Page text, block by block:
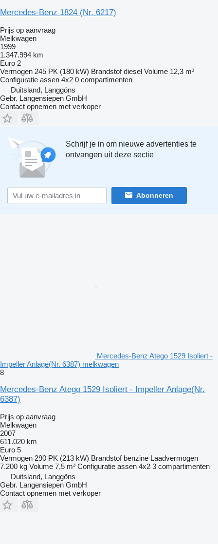
Mercedes-Benz 1824 (Nr. 6217)
Prijs op aanvraag
Melkwagen
1999
1.347.994 km
Euro 2
Vermogen 245 PK (180 kW) Brandstof diesel Volume 12,3 m³
Configuratie assen 4x2 0 compartimenten
Duitsland, Langgöns
Gebr. Langensiepen GmbH
Contact opnemen met verkoper
Schrijf je in om nieuwe advertenties te
ontvangen uit deze sectie
Abonneren
Mercedes-Benz Atego 1529 Isoliert -
Impeller Anlage(Nr. 6387) melkwagen
8
Mercedes-Benz Atego 1529 Isoliert - Impeller Anlage(Nr.
6387)
Prijs op aanvraag
Melkwagen
2007
611.020 km
Euro 5
Vermogen 290 PK (213 kW) Brandstof benzine Laadvermogen
7.200 kg Volume 7,5 m³ Configuratie assen 4x2 3 compartimenten
Duitsland, Langgöns
Gebr. Langensiepen GmbH
Contact opnemen met verkoper